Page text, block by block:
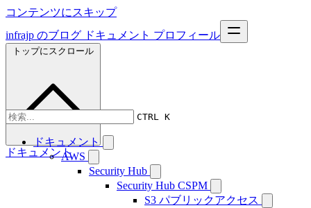
コンテンツにスキップ
infrajp のブログ ドキュメント プロフィール
CTRL K
ドキュメント
AWS
Security Hub
Security Hub CSPM
S3 パブリックアクセス
トップにスクロール
ドキュメント